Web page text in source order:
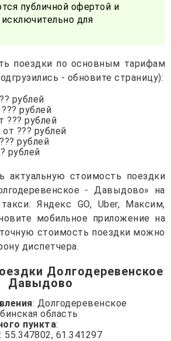
публичной офертой и
для
поездки по основным тарифам
- обновите страницу):
рублей
рублей
??? рублей
от ??? рублей
рублей
рублей
актуальную стоимость поездки
- Давыдово» на
Яндекс GO, Uber, Максим,
мобильное приложение на
стоимость поездки можно
диспетчера.
Долгодеревенское
Давыдово
: Долгодеревенское
область
пункта:
: 55.347802, 61.341297